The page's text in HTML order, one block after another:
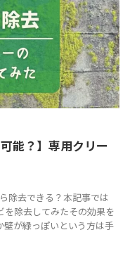
能？】専用クリー
除去できる？本記事では
除去してみたその効果を
が緑っぽいという方は手